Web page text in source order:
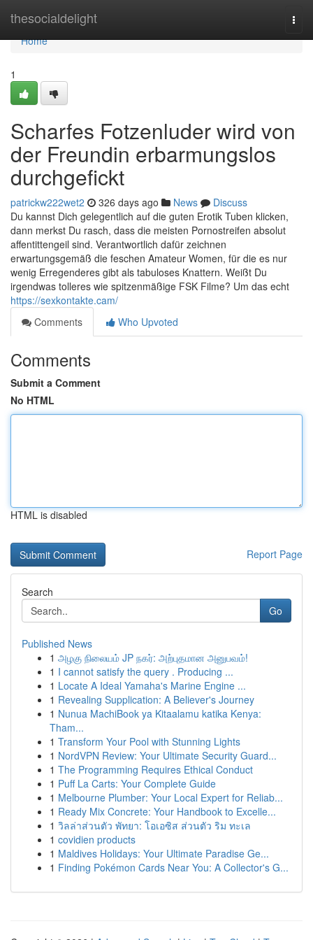
thesocialdelight
Home
Home
1
Scharfes Fotzenluder wird von
der Freundin erbarmungslos
durchgefickt
patrickw222wet2 326 days ago News
Discuss
Du kannst Dich gelegentlich auf die guten Erotik Tuben klicken,
dann merkst Du rasch, dass die meisten Pornostreifen absolut
affentittengeil sind. Verantwortlich dafür zeichnen
erwartungsgemäß die feschen Amateur Women, für die es nur
wenig Erregenderes gibt als tabuloses Knattern. Weißt Du
irgendwas tolleres wie spitzenmäßige FSK Filme? Um das echt
https://sexkontakte.cam/
Comments
Who Upvoted
Comments
Submit a Comment
No HTML
HTML is disabled
Report Page
Search
Go
Published News
1 அழகு நிலையம் JP நகர்: அற்புதமான அனுபவம்!
1 I cannot satisfy the query . Producing ...
1 Locate A Ideal Yamaha's Marine Engine ...
1 Revealing Supplication: A Believer's Journey
1 Nunua MachiBook ya Kitaalamu katika Kenya:
Tham...
1 Transform Your Pool with Stunning Lights
1 NordVPN Review: Your Ultimate Security Guard...
1 The Programming Requires Ethical Conduct
1 Puff La Carts: Your Complete Guide
1 Melbourne Plumber: Your Local Expert for Reliab...
1 Ready Mix Concrete: Your Handbook to Excelle...
1 วิลล่าส่วนตัว พัทยา: โอเอซิส ส่วนตัว ริม ทะเล
1 covidien products
1 Maldives Holidays: Your Ultimate Paradise Ge...
1 Finding Pokémon Cards Near You: A Collector's G...